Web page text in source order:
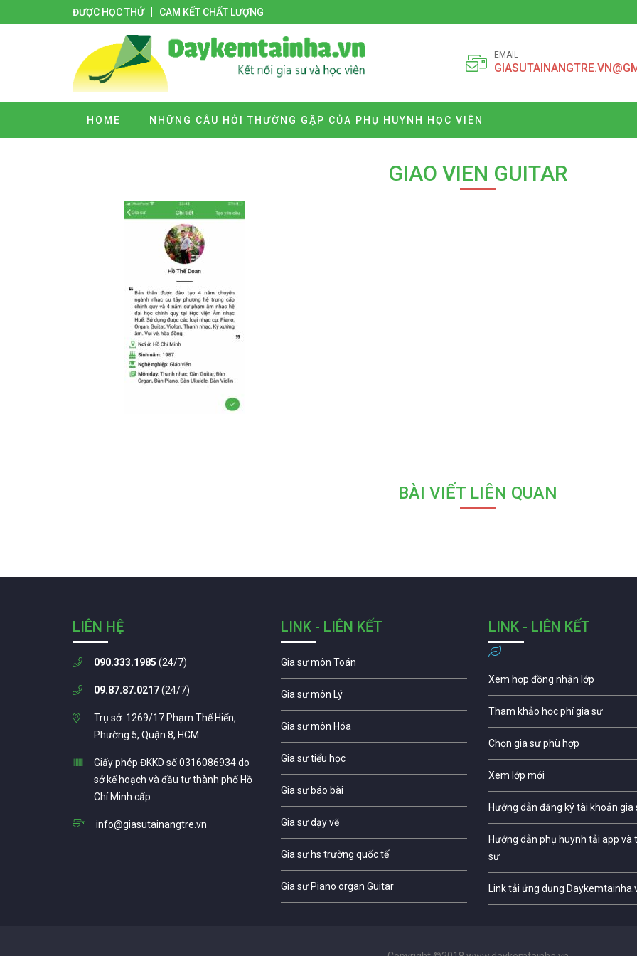
ĐƯỢC HỌC THỬ CAM KẾT CHẤT LƯỢNG
EMAIL
HOME NHỮNG CÂU HỎI THƯỜNG GẶP CỦA PHỤ HUYNH HỌC VIÊN
GIAO VIEN GUITAR
BÀI VIẾT LIÊN QUAN
LIÊN HỆ
090.333.1985 (24/7)
09.87.87.0217(24/7)
Trụ sở: 1269/17 Phạm Thế Hiển,
Phường 5, Quận 8, HCM
Giấy phép ĐKKD số 0316086934 do
sở kế hoạch và đầu tư thành phố Hồ
Chí Minh cấp
info@giasutainangtre.vn
LINK - LIÊN KẾT
Gia sư môn Toán
Gia sư môn Lý
Gia sư môn Hóa
Gia sư tiểu học
Gia sư báo bài
Gia sư dạy vẽ
Gia sư hs trường quốc tế
Gia sư Piano organ Guitar
LINK - LIÊN KẾT
Xem hợp đồng nhận lớp
Tham khảo học phí gia sư
Chọn gia sư phù hợp
Xem lớp mới
Hướng dẫn đăng ký tài khoản gia
Hướng dẫn phụ huynh tải app và
sư
Link tải ứng dụng